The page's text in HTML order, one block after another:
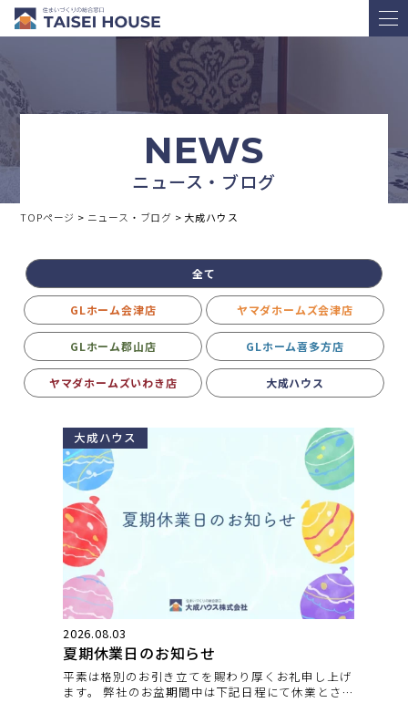
NEWS
ニュース・ブログ
TOPページ > ニュース・ブログ > 大成ハウス
全て
GLホーム会津店 ヤマダホームズ会津店
GLホーム郡山店 GLホーム喜多方店
ヤマダホームズいわき店 大成ハウス
大成ハウス
2026.08.03
夏期休業日のお知らせ
平素は格別のお引き立てを賜わり厚くお礼申し上げ
ます。 弊社のお盆期間中は下記日程にて休業とさ